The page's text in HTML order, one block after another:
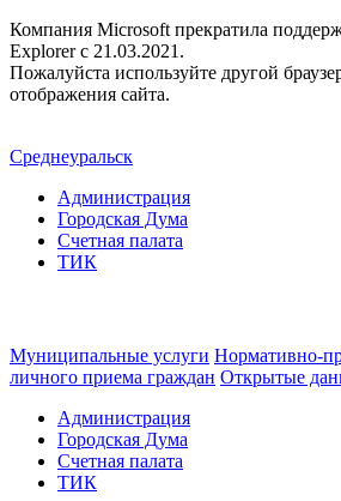
Компания Microsoft прекратила
Explorer c 21.03.2021.
Пожалуйста используйте другой
отображения сайта.
Среднеуральск
Администрация
Городская Дума
Счетная палата
ТИК
Муниципальные услуги Нормативно-
личного приема граждан Открытые
Администрация
Городская Дума
Счетная палата
ТИК